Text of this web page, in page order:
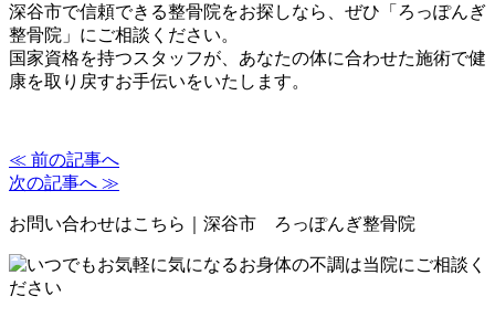
深谷市で信頼できる整骨院をお探しなら、ぜひ「ろっぽんぎ
整骨院」にご相談ください。
国家資格を持つスタッフが、あなたの体に合わせた施術で健
康を取り戻すお手伝いをいたします。
≪ 前の記事へ
次の記事へ ≫
お問い合わせはこちら｜深谷市 ろっぽんぎ整骨院